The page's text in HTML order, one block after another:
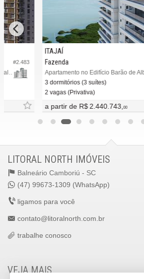
#2.483
Apartamento Duplex no Edifício Casa Atalaia 47
ITAJAÍ
Fazenda
3 dormitórios (3 suítes)
2 vagas (Privativa)
a partir de R$ 2.440.743, 00
LITORAL NORTH IMÓVEIS
Balneário Camboriú - SC
(47) 99673-1309 (WhatsApp)
ligamos para você
contato@litoralnorth.com.br
trabalhe conosco
VEJA MAIS